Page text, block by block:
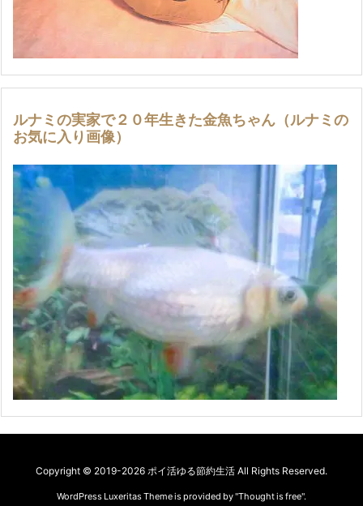
ルナミの実家で２０年生きた金魚ちゃん（ルナミの
お気に入り画像）
Copyright © 2019-2026 ポイ活ゆる節約生活 All Rights Reserved.
WordPress Luxeritas Theme is provided by "Thought is free".